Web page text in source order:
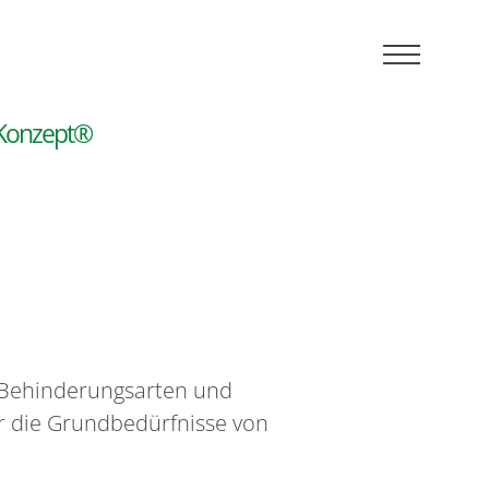
:
und
die Grundbedürfnisse von